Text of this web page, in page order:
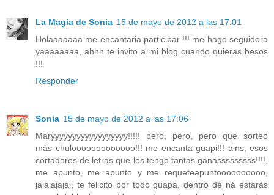
La Magia de Sonia 15 de mayo de 2012 a las 17:01
Holaaaaaaa me encantaria participar !!! me hago seguidora
yaaaaaaaa, ahhh te invito a mi blog cuando quieras besos
!!!
Responder
Sonia 15 de mayo de 2012 a las 17:06
Maryyyyyyyyyyyyyyyyyy!!!!! pero, pero, pero que sorteo
más chulooooooooooooo!!! me encanta guapi!!! ains, esos
cortadores de letras que les tengo tantas ganasssssssss!!!!,
me apunto, me apunto y me requeteapuntoooooooooo,
jajajajajaj, te felicito por todo guapa, dentro de ná estaràs